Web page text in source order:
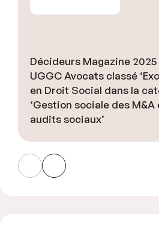
Décideurs Magazine 2025
UGGC Avocats classé
en Droit Social dans la
‘Gestion sociale des M&A
audits sociaux’